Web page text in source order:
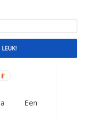
de kleinere
Een